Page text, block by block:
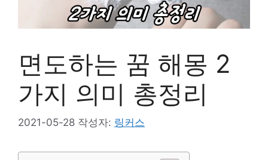
면도하는 꿈 해몽 2
가지 의미 총정리
2021-05-28 작성자: 링커스